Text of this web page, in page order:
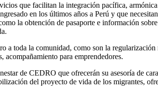
que facilitan la integración pacífica,
en los últimos años a Perú y que
la obtención de pasaporte e información
toda la comunidad, como son la
acompañamiento para emprendedores.
de CEDRO que ofrecerán su asesoría de
del proyecto de vida de los migrantes,